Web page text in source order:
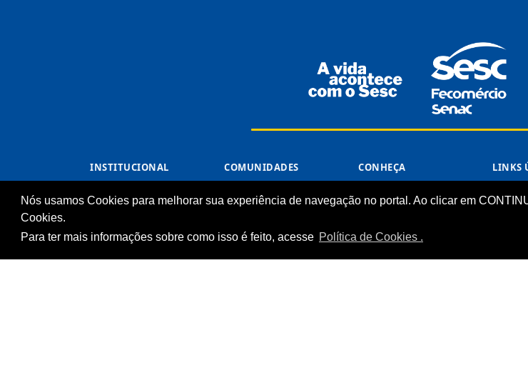
Nós usamos Cookies para melhorar sua experiência de navegação no portal. Ao clicar em
Cookies.
Para ter mais informações sobre como isso é feito, acesse Política de Cookies .
INSTITUCIONAL
(Antigos)
Notícias
COMUNIDADES
Cliente
CONHEÇA
Sobre o Sesc
Estrutura Organizacional
LINKS